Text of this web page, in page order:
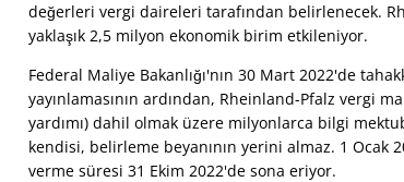
değerleri vergi daireleri tarafından belirlenecek.
yaklaşık 2,5 milyon ekonomik birim etkileniyor.
Federal Maliye Bakanlığı'nın 30 Mart 2022'de
yayınlamasının ardından, Rheinland-Pfalz vergi
yardımı) dahil olmak üzere milyonlarca bilgi
kendisi, belirleme beyanının yerini almaz. 1
verme süresi 31 Ekim 2022'de sona eriyor.